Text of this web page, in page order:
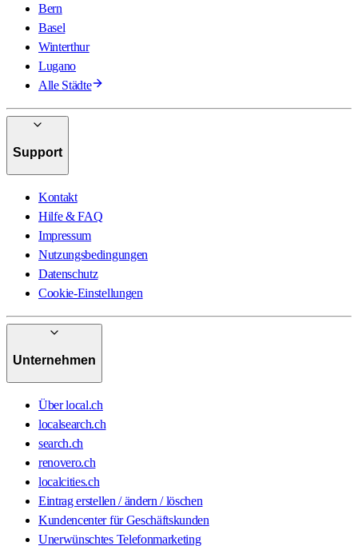
Bern
Basel
Winterthur
Lugano
Alle Städte
Support
Kontakt
Hilfe & FAQ
Impressum
Nutzungsbedingungen
Datenschutz
Cookie-Einstellungen
Unternehmen
Über local.ch
localsearch.ch
search.ch
renovero.ch
localcities.ch
Eintrag erstellen / ändern / löschen
Kundencenter für Geschäftskunden
Unerwünschtes Telefonmarketing